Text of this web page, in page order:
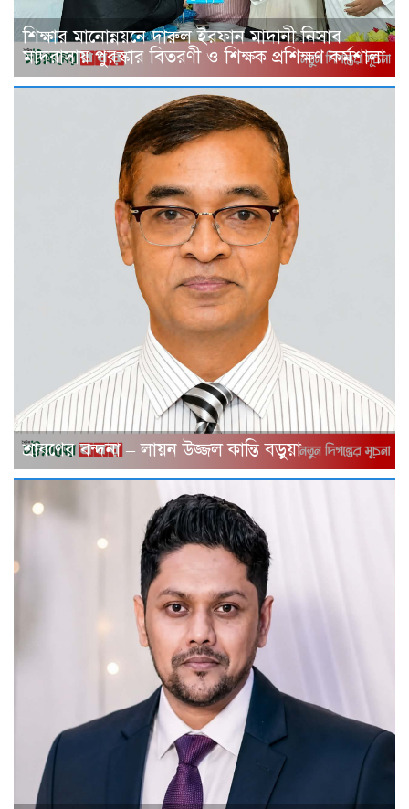
শিক্ষার মানোন্নয়নে দারুল ইরফান মাদানী নিসাব
মাদরাসায় পুরস্কার বিতরণী ও শিক্ষক প্রশিক্ষণ কর্মশালা
শ্রাবণের বন্দনা – লায়ন উজ্জল কান্তি বড়ুয়া